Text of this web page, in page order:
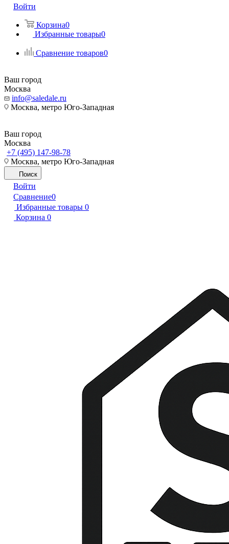
Войти
Корзина0
Избранные товары0
Сравнение товаров0
Ваш город
Москва
info@saledale.ru
Москва, метро Юго-Западная
Ваш город
Москва
+7 (495) 147-98-78
Москва, метро Юго-Западная
Поиск
Войти
Сравнение0
Избранные товары 0
Корзина 0